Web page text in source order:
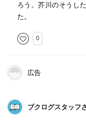
ろう。芥川のそうし
た。
0
広告
ブクログスタッフ